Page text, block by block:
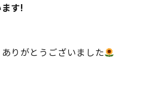
す!
りがとうございました